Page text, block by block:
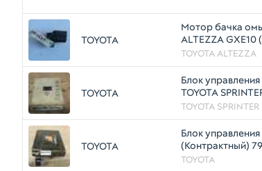
TOYOTA
Мотор бачка
ALTEZZA GXE10
TOYOTA ALTEZZA
TOYOTA
Блок
TOYOTA
(Контрактный)
TOYOTA
TOYOTA
Блок
(Контрактный)
TOYOTA